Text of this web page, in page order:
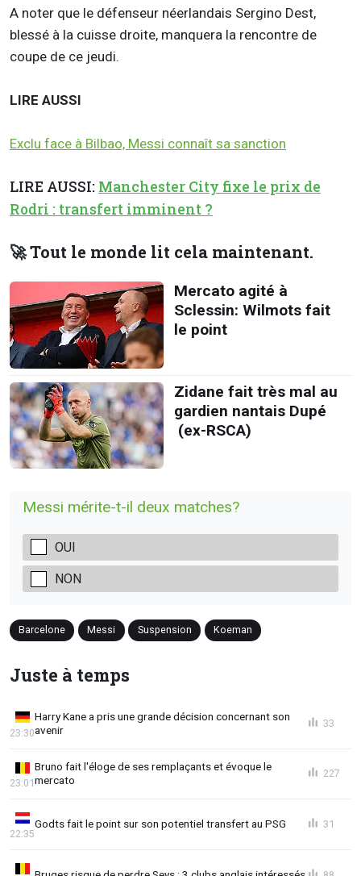
A noter que le défenseur néerlandais Sergino Dest,
blessé à la cuisse droite, manquera la rencontre de
coupe de ce jeudi.
LIRE AUSSI
Exclu face à Bilbao, Messi connaît sa sanction
LIRE AUSSI: Manchester City fixe le prix de
Rodri : transfert imminent ?
🚀 Tout le monde lit cela maintenant.
Mercato agité à
Sclessin: Wilmots fait
le point
Zidane fait très mal au
gardien nantais Dupé
(ex-RSCA)
Messi mérite-t-il deux matches?
OUI
NON
Barcelone Messi Suspension Koeman
Juste à temps
Harry Kane a pris une grande décision concernant son
avenir
23:30
33
Bruno fait l'éloge de ses remplaçants et évoque le
mercato
23:01
227
Godts fait le point sur son potentiel transfert au PSG
22:35
31